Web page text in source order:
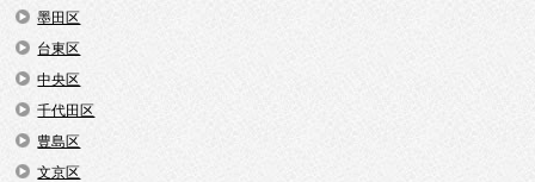
墨田区
台東区
中央区
千代田区
豊島区
文京区